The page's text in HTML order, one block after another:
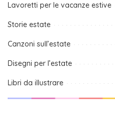
Lavoretti per le vacanze estive
Storie estate
Canzoni sull’estate
Disegni per l’estate
Libri da illustrare